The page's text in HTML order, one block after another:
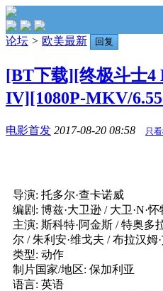
论坛 > 欧美最新 回复
[BT下载][终极斗士4
IV][1080P-MKV/
电影首发 2017-08-20 08:58 只
导演: 托多尔·查卡诺威
编剧: 博兹·大卫逊 / 大卫·N·怀
主演: 斯科特·阿金斯 / 特奥多
尔 / 朱利安·维戈夫 / 布拉汉姆
类型: 动作
制片国家/地区: 保加利亚
语言: 英语